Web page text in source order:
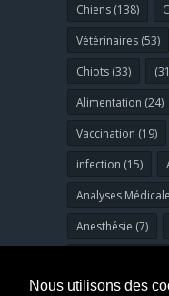
Nous utilisons des
Chiens (138)
Vétérinaires (53)
Chiots (33)
Alimentation (24)
Vaccination (19)
infection (15)
Analyses
Anesthésie (7)